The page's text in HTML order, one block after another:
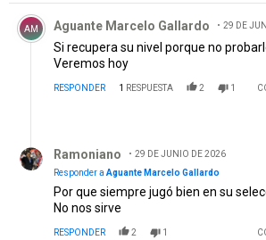
Comentario de Aguante Marcelo Gallardo.
AM Aguante Marcelo Gallardo 29 DE
Si recupera su nivel porque no
Veremos hoy
RESPONDER 1 RESPUESTA 2 1
Ramoniano
29 DE JUNIO DE 2026
Responder aAguante Marcelo Gallardo
Por que siempre jugó bien en su
No nos sirve
RESPONDER 2 1